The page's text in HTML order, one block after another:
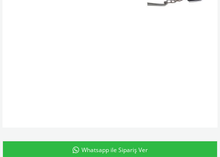
Whatsapp ile Sipariş Ver